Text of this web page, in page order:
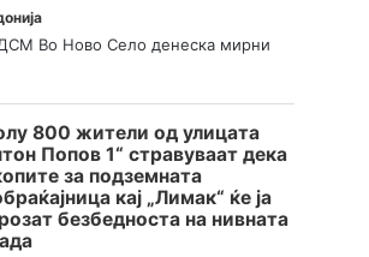
Во Ново Село денеска мирни
800 жители од улицата
Попов 1“ стравуваат дека
за подземната
кај „Лимак“ ќе ја
безбедноста на нивната